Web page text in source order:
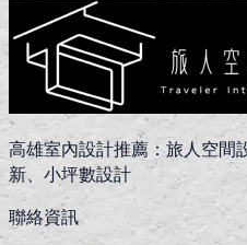
高雄室內設計推薦：旅人空間
新、小坪數設計
聯絡資訊